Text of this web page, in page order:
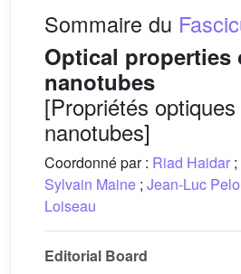
Sommaire du
Optical properties
nanotubes
[Propriétés
nanotubes]
Coordonné par : Riad Haidar ;
Sylvain Maine ; Jean-Luc
Loiseau
Editorial Board